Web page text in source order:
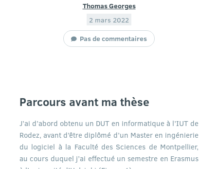
Thomas Georges
2 mars 2022
Pas de commentaires
Parcours avant ma thèse
J’ai d’abord obtenu un DUT en informatique à l’IUT de
Rodez, avant d’être diplômé d’un Master en ingénierie
du logiciel à la Faculté des Sciences de Montpellier,
au cours duquel j’ai effectué un semestre en Erasmus